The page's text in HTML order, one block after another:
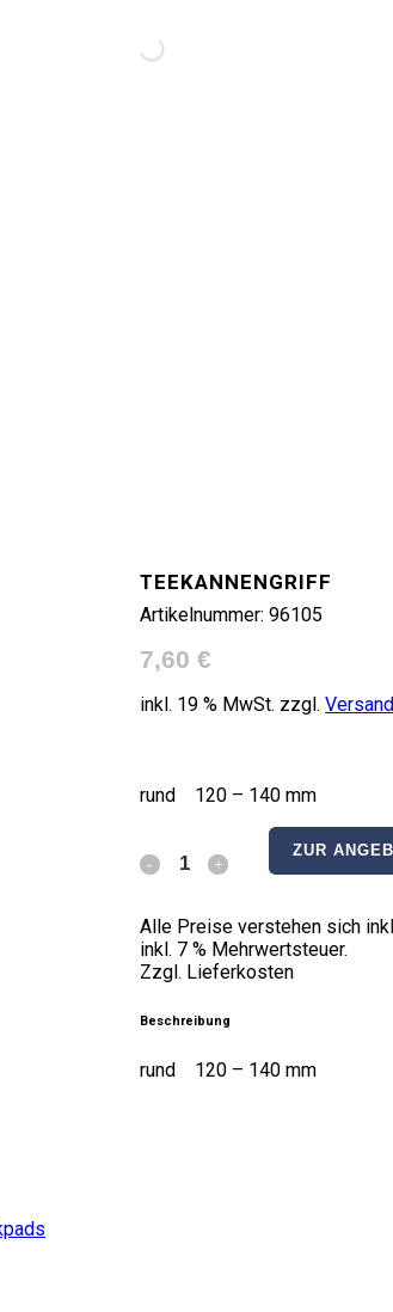
TEEKANNENGRIFF
Artikelnummer: 96105
7,60€
inkl. 19 % MwSt. zzgl.
rund 120 – 140 mm
Teekannengriff
ZUR
Alle Preise verstehen sich
inkl. 7 % Mehrwertsteuer.
Zzgl. Lieferkosten
Beschreibung
rund 120 – 140 mm